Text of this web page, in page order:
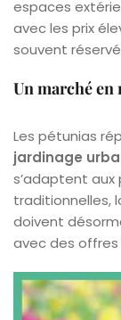
espaces
avec les prix
souvent
Un marché
Les pétunias
jardinage
s’adaptent aux
traditionnelles,
doivent
avec des offres